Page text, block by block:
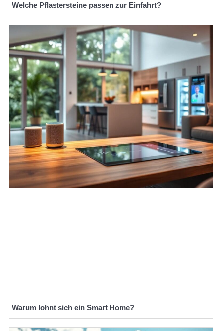
Welche Pflastersteine passen zur Einfahrt?
Warum lohnt sich ein Smart Home?